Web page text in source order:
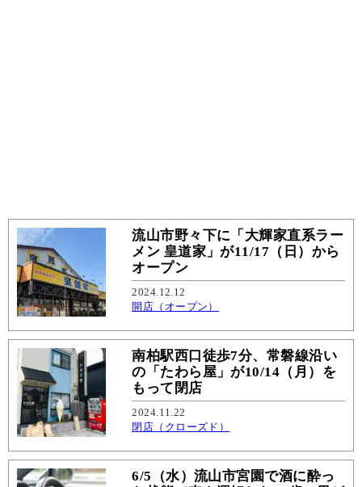
流山市野々下に「大輝家直系ラー
メン 皇道家」が11/17（日）から
オープン
2024.12.12
開店（オープン）
南柏駅西口徒歩7分、常磐線沿い
の「たわら屋」が10/14（月）を
もって閉店
2024.11.22
閉店（クローズド）
6/5（水）流山市宮園で酒に酔っ